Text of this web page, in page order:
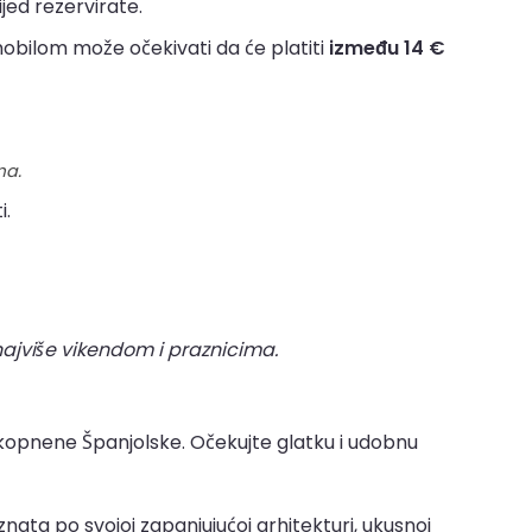
rezervirate.
može očekivati da će platiti između 14 €
vikendom i praznicima.
Španjolske. Očekujte glatku i udobnu
po svojoj zapanjujućoj arhitekturi, ukusnoj